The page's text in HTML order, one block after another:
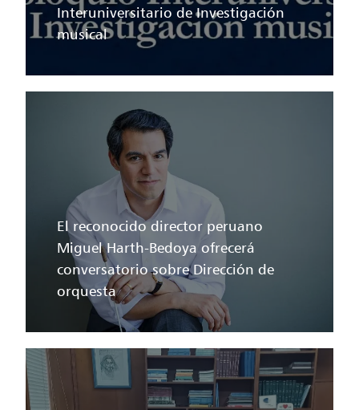
Interuniversitario de Investigación
musical
El reconocido director peruano
Miguel Harth-Bedoya ofrecerá
conversatorio sobre Dirección de
orquesta